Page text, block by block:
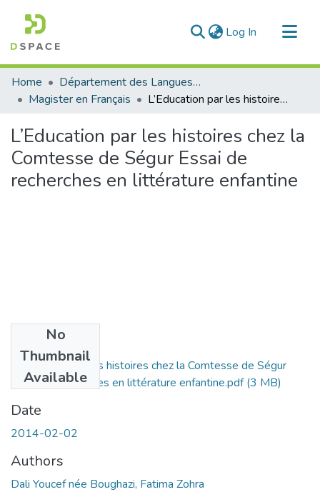
Log In (current)
Communities & Collections
All of DSpace
Home
Département des Langues étrangères
Magister en Français
L’Education par les histoires chez la Comtesse de Ségur Essai de recherches en littérature enfantine
L’Education par les histoires chez la
Comtesse de Ségur Essai de
recherches en littérature enfantine
No
Thumbnail
Available
L’Education par les histoires chez la Comtesse de Ségur
Essai de recherches en littérature enfantine.pdf(3 MB)
Date
2014-02-02
Authors
Dali Youcef née Boughazi, Fatima Zohra